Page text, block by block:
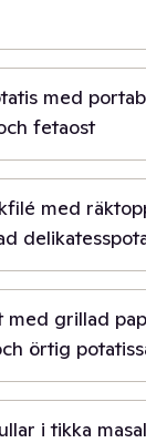
med
fetaost
med
med grillad
örtig
i tikka